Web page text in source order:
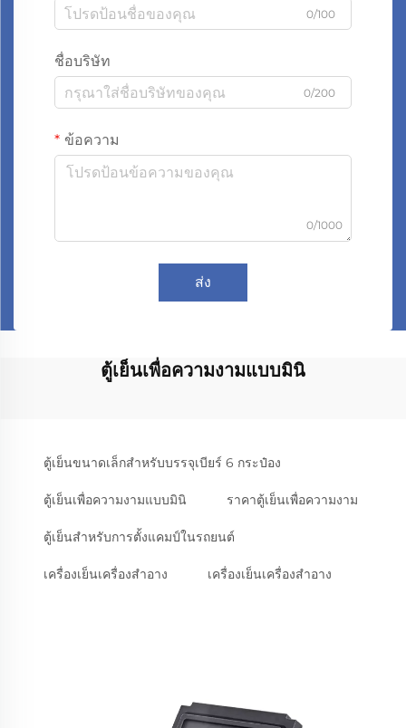
0/100
ชื่อบริษัท
0/200
ข้อความ
0/1000
ส่ง
ตู้เย็นเพื่อความงามแบบมินิ
ตู้เย็นขนาดเล็กสำหรับบรรจุเบียร์ 6 กระป๋อง
ตู้เย็นเพื่อความงามแบบมินิ ราคาตู้เย็นเพื่อความงาม
ตู้เย็นสำหรับการตั้งแคมป์ในรถยนต์
เครื่องเย็นเครื่องสําอาง เครื่องเย็นเครื่องสําอาง